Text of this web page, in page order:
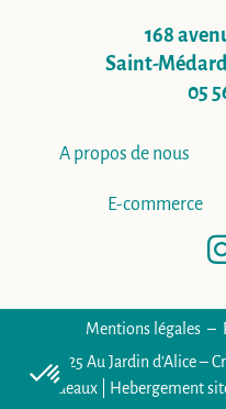
168
Saint-
05
A propos de nous
E-commerce
Mentions légales
© 2025 Au Jardin d’Alice –
Bordeaux| Hebergement